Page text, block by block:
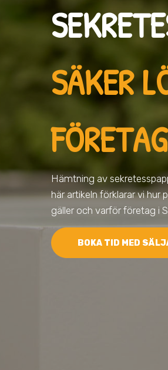
SÄKER
Hämtning av
här artikeln förklarar vi hur
gäller och varför företag i
BOKA TID MED